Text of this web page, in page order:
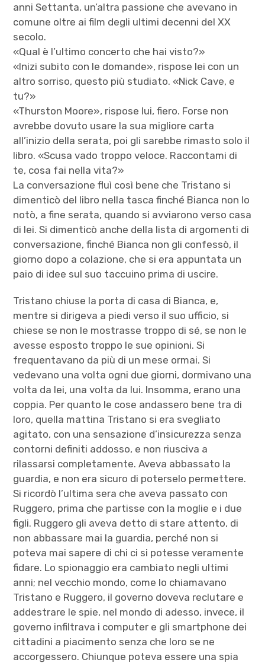
anni Settanta, un’altra passione che avevano in
comune oltre ai film degli ultimi decenni del XX
secolo.
«Qual è l’ultimo concerto che hai visto?»
«Inizi subito con le domande», rispose lei con un
altro sorriso, questo più studiato. «Nick Cave, e
tu?»
«Thurston Moore», rispose lui, fiero. Forse non
avrebbe dovuto usare la sua migliore carta
all’inizio della serata, poi gli sarebbe rimasto solo il
libro. «Scusa vado troppo veloce. Raccontami di
te, cosa fai nella vita?»
La conversazione fluì così bene che Tristano si
dimenticò del libro nella tasca finché Bianca non lo
notò, a fine serata, quando si avviarono verso casa
di lei. Si dimenticò anche della lista di argomenti di
conversazione, finché Bianca non gli confessò, il
giorno dopo a colazione, che si era appuntata un
paio di idee sul suo taccuino prima di uscire.
Tristano chiuse la porta di casa di Bianca, e,
mentre si dirigeva a piedi verso il suo ufficio, si
chiese se non le mostrasse troppo di sé, se non le
avesse esposto troppo le sue opinioni. Si
frequentavano da più di un mese ormai. Si
vedevano una volta ogni due giorni, dormivano una
volta da lei, una volta da lui. Insomma, erano una
coppia. Per quanto le cose andassero bene tra di
loro, quella mattina Tristano si era svegliato
agitato, con una sensazione d’insicurezza senza
contorni definiti addosso, e non riusciva a
rilassarsi completamente. Aveva abbassato la
guardia, e non era sicuro di poterselo permettere.
Si ricordò l’ultima sera che aveva passato con
Ruggero, prima che partisse con la moglie e i due
figli. Ruggero gli aveva detto di stare attento, di
non abbassare mai la guardia, perché non si
poteva mai sapere di chi ci si potesse veramente
fidare. Lo spionaggio era cambiato negli ultimi
anni; nel vecchio mondo, come lo chiamavano
Tristano e Ruggero, il governo doveva reclutare e
addestrare le spie, nel mondo di adesso, invece, il
governo infiltrava i computer e gli smartphone dei
cittadini a piacimento senza che loro se ne
accorgessero. Chiunque poteva essere una spia